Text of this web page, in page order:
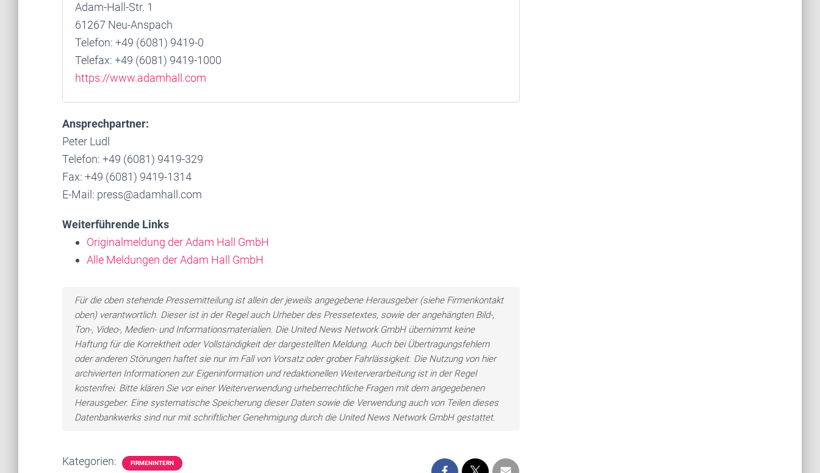
Adam-Hall-Str. 1
61267 Neu-Anspach
Telefon: +49 (6081) 9419-0
Telefax: +49 (6081) 9419-1000
https://www.adamhall.com
Ansprechpartner:
Peter Ludl
Telefon: +49 (6081) 9419-329
Fax: +49 (6081) 9419-1314
E-Mail: press@adamhall.com
Weiterführende Links
Originalmeldung der Adam Hall GmbH
Alle Meldungen der Adam Hall GmbH
Für die oben stehende Pressemitteilung ist allein der jeweils angegebene Herausgeber (siehe Firmenkontakt
oben) verantwortlich. Dieser ist in der Regel auch Urheber des Pressetextes, sowie der angehängten Bild-,
Ton-, Video-, Medien- und Informationsmaterialien. Die United News Network GmbH übernimmt keine
Haftung für die Korrektheit oder Vollständigkeit der dargestellten Meldung. Auch bei Übertragungsfehlern
oder anderen Störungen haftet sie nur im Fall von Vorsatz oder grober Fahrlässigkeit. Die Nutzung von hier
archivierten Informationen zur Eigeninformation und redaktionellen Weiterverarbeitung ist in der Regel
kostenfrei. Bitte klären Sie vor einer Weiterverwendung urheberrechtliche Fragen mit dem angegebenen
Herausgeber. Eine systematische Speicherung dieser Daten sowie die Verwendung auch von Teilen dieses
Datenbankwerks sind nur mit schriftlicher Genehmigung durch die United News Network GmbH gestattet.
Kategorien: FIRMENINTERN